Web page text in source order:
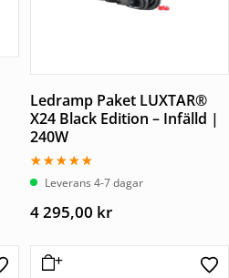
Ledramp Paket LUXTAR®
X24 Black Edition – Infälld |
240W
Betygsatt
5.00Leverans 4-7 dagar
4 295,00 kr